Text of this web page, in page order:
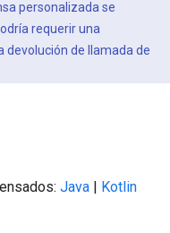
personalizada se
requerir una
devolución de llamada de
Java | Kotlin